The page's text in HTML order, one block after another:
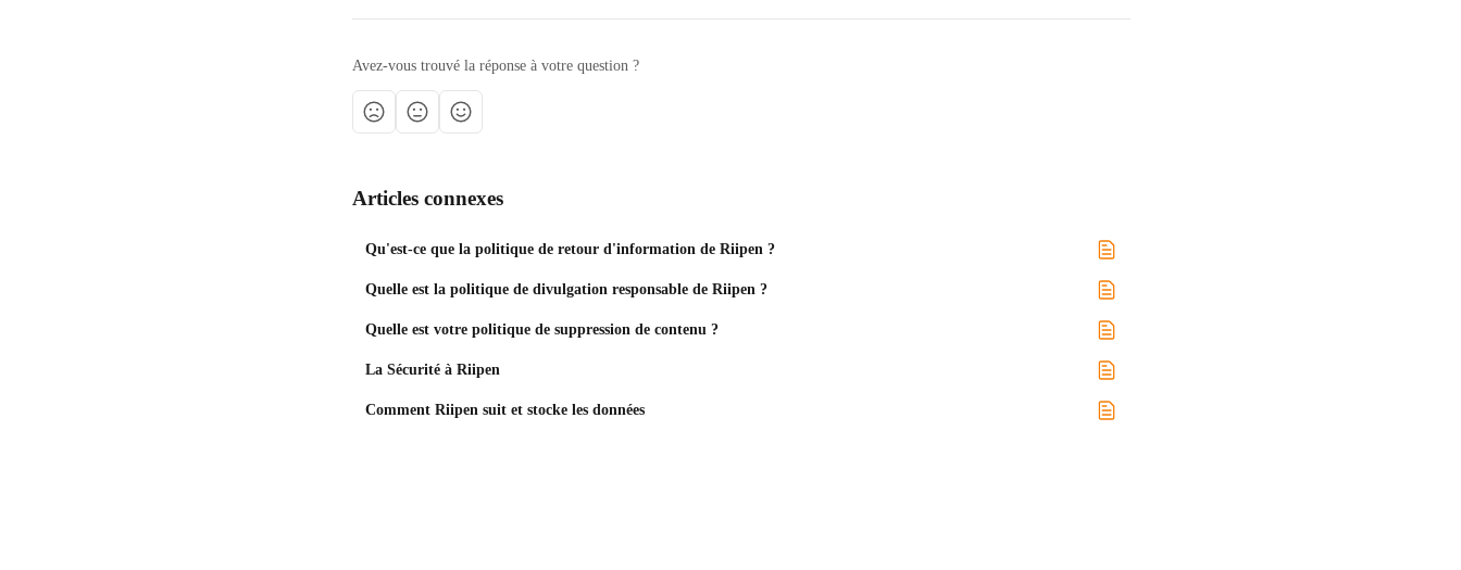
Avez-vous trouvé la réponse à votre question ?
Articles connexes
Qu'est-ce que la politique de retour d'information de Riipen ?
Quelle est la politique de divulgation responsable de Riipen ?
Quelle est votre politique de suppression de contenu ?
La Sécurité à Riipen
Comment Riipen suit et stocke les données